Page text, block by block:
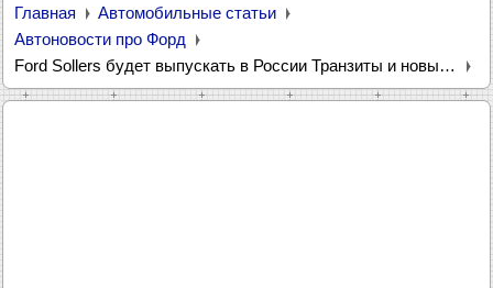
Главная
Автомобильные статьи
Автоновости про Форд
Ford Sollers будет выпускать в России Транзиты и новый Explorer